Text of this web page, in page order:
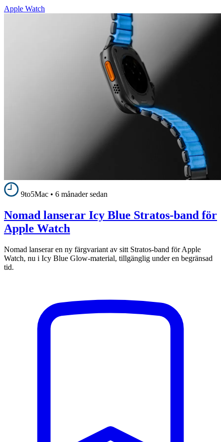
Apple Watch
9to5Mac • 6 månader sedan
Nomad lanserar Icy Blue Stratos-band för
Apple Watch
Nomad lanserar en ny färgvariant av sitt Stratos-band för Apple
Watch, nu i Icy Blue Glow-material, tillgänglig under en begränsad
tid.